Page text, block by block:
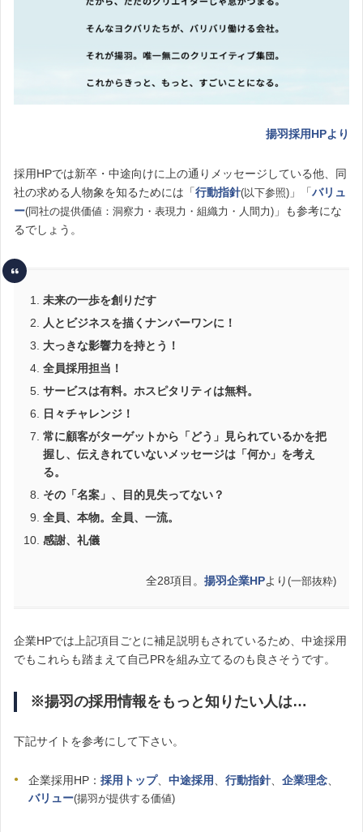
揚羽採用HPより
採用HPでは新卒・中途向けに上の通りメッセージしている他、同
社の求める人物象を知るためには「行動指針(以下参照) 」「バリュ
ー(同社の提供価値：洞察力・表現力・ 組織力・人間力) 」も参考にな
るでしょう。
未来の一歩を創りだす
人とビジネスを描くナンバーワンに！
大っきな影響力を持とう！
全員採用担当！
サービスは有料。ホスピタリティは無料。
日々チャレンジ！
常に顧客がターゲットから「どう」見られているかを把
握し、伝えきれていないメッセージは「何か」を考え
る。
その「名案」、目的見失ってない？
全員、本物。全員、一流。
感謝、礼儀
全28項目。 揚羽企業HPより (一部抜粋)
企業HPでは上記項目ごとに補足説明もされているため、中途採用
でもこれらも踏まえて自己PRを組み立てるのも良さそうです。
※揚羽の採用情報をもっと知りたい人は…
下記サイトを参考にして下さい。
企業採用HP： 採用トップ、 中途採用 行動指針 企業理念
バリュー(揚羽が提供する価値)